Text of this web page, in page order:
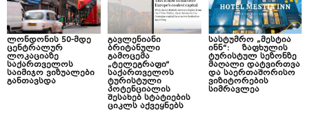
ლონდონის 50-მდე
ცენტრალურ
ლოკაციაზე
საქართველოს
საიმიჯო ვიზუალები
განთავსდა
გავლენიანი
ბრიტანული
გამოცემა
„ტელეგრაფი“
საქართველოს
ტურისტული
პოტენციალის
შესახებ სტატიების
ციკლს აქვეყნებს
სასტუმრო „მესტია
ინნ“: ზაფხულის
ტურისტულ სეზონზე
მაღალი დატვირთვა
და საერთაშორისო
ვიზიტორების
სიმრავლეა